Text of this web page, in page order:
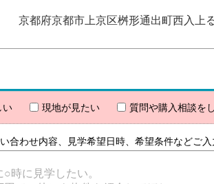
京都府京都市上京区桝形通出町西入上
い 現地が見たい 質問や購入相談を
合わせ内容、見学希望日時、希望条件などご入